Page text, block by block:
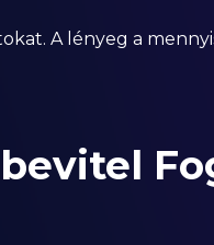
A lényeg a